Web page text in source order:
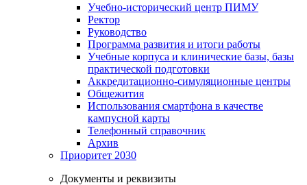
Учебно-исторический центр ПИМУ
Ректор
Руководство
Программа развития и итоги работы
Учебные корпуса и клинические базы, базы
практической подготовки
Аккредитационно-симуляционные центры
Общежития
Использования смартфона в качестве
кампусной карты
Телефонный справочник
Архив
Приоритет 2030
Документы и реквизиты